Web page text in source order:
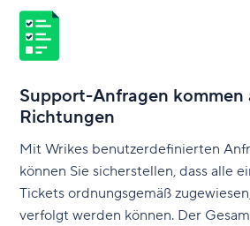
Support-Anfragen kommen
Richtungen
Mit Wrikes benutzerdefinierten
können Sie sicherstellen, dass alle
Tickets ordnungsgemäß
verfolgt werden können. Der